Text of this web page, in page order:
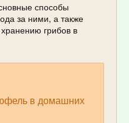
способы
за ними, а также
грибов в
в домашних